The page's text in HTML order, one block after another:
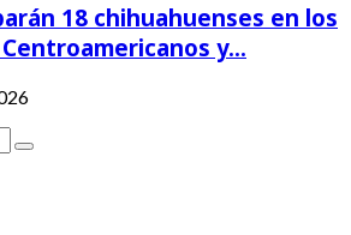
18 chihuahuenses en los
Centroamericanos y…
Search